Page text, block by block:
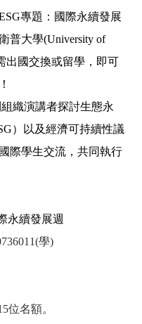
專題：國際永續發展
普大學(University of
出國交換或留學，即可
織演講者探討生態永
）以及經濟可持續性議
際學生交流，共同執行
永續發展週
學)
位名額。